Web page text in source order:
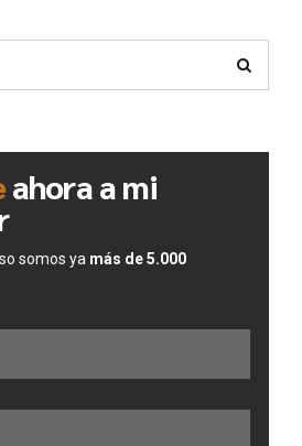
ahora a mi
somos ya más de 5.000